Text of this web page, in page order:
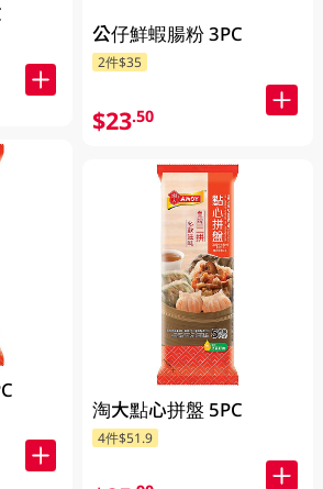
公仔鮮蝦腸粉 3PC
2件$35
$23.50
淘大點心拼盤 5PC
4件$51.9